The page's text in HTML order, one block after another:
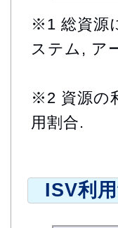
※1 総資源
ステム, ア
※2 資源の
用割合.
ISV利